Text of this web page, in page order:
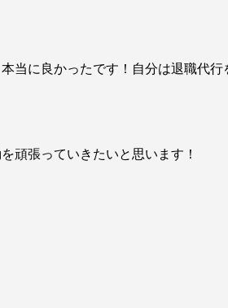
当に良かったです！自分は退職代行
頑張っていきたいと思います！